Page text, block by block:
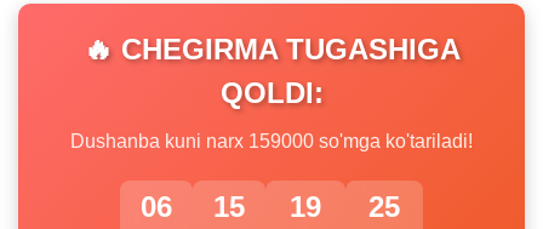
🔥 CHEGIRMA TUGASHIGA
QOLDI:
Dushanba kuni narx 159000 so'mga ko'tariladi!
06 15 19 25